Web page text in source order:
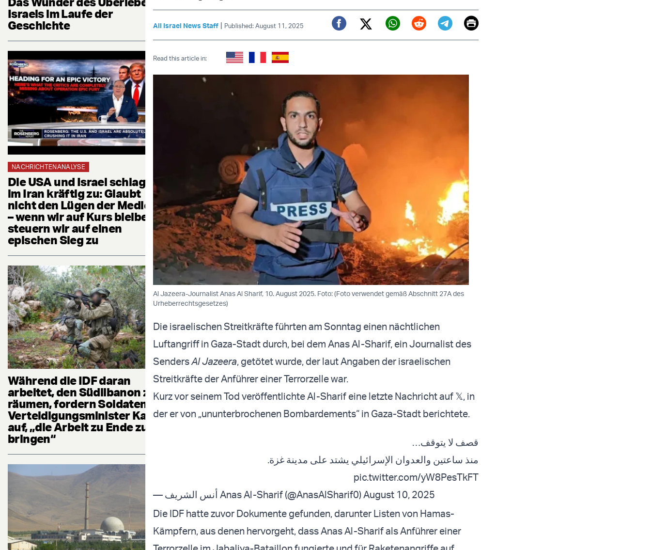
Israels im Laufe der
Geschichte
NACHRICHTENANALYSE
Die USA und Israel schlagen
im Iran kräftig zu: Glaubt
nicht den Lügen der Medien
– wenn wir auf Kurs bleiben,
steuern wir auf einen
epischen Sieg zu
Während die IDF daran
arbeitet, den Südlibanon zu
räumen, fordern Soldaten
Verteidigungsminister Katz
auf, „die Arbeit zu Ende zu
bringen“
All Israel News Staff | Published: August 11, 2025
Facebook
Twitter (X)
Whatsapp
RedditTelegram
EmailPrint
Read this article in:
Al Jazeera-Journalist Anas Al Sharif, 10. August 2025. Foto: (Foto verwendet gemäß Abschnitt 27A des
Urheberrechtsgesetzes)
Die israelischen Streitkräfte führten am Sonntag einen nächtlichen
Luftangriff in Gaza-Stadt durch, bei dem Anas Al-Sharif, ein Journalist des
SendersAl Jazeera, getötet wurde, der laut Angaben der israelischen
Streitkräfte der Anführer einer Terrorzelle war.
Kurz vor seinem Tod veröffentlichte Al-Sharif eine letzte Nachricht auf 𝕏, in
der er von „ununterbrochenen Bombardements“ in Gaza-Stadt berichtete.
قصف لا يتوقف…
منذ ساعتين والعدوان الإسرائيلي يشتد على مدينة غزة.
pic.twitter.com/yW8PesTkFT
— أنس الشريف Anas Al-Sharif (@AnasAlSharif0)August 10, 2025
Die IDF hatte zuvor Dokumente gefunden, darunter Listen von Hamas-
Kämpfern, aus denen hervorgeht, dass Anas Al-Sharif als Anführer einer